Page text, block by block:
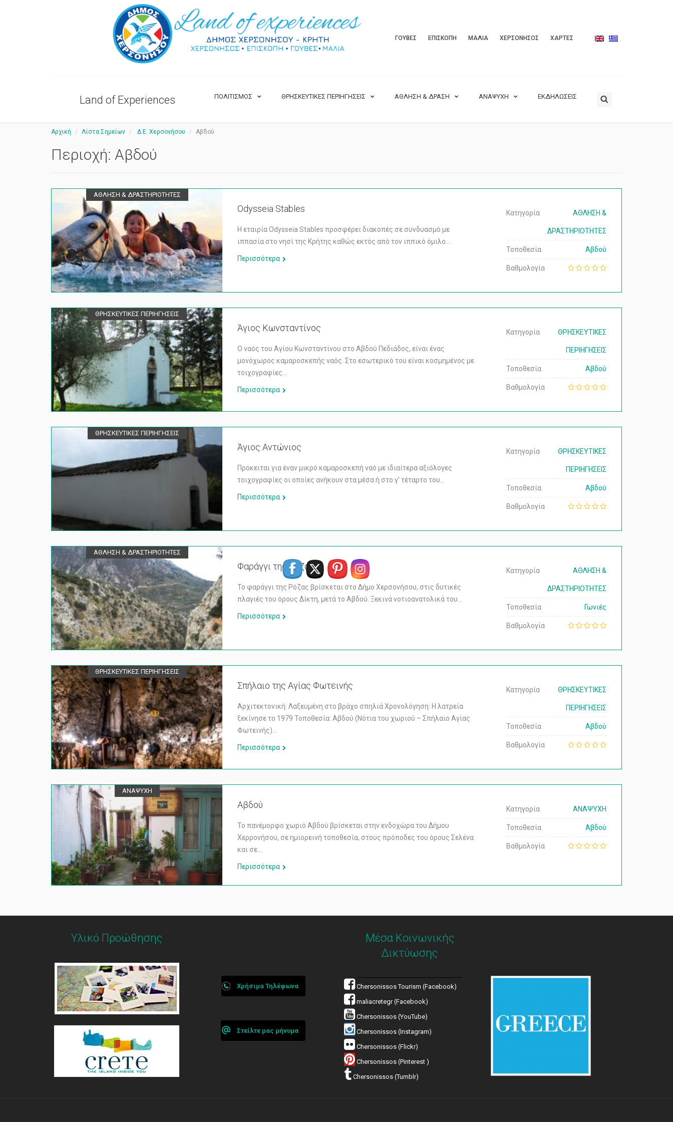
ΓΟΥΒΕΣ ΕΠΙΣΚΟΠΗ ΜΑΛΙΑ ΧΕΡΣΟΝΗΣΟΣ ΧΑΡΤΕΣ
Land of Experiences ΠΟΛΙΤΙΣΜΟΣ ΘΡΗΣΚΕΥΤΙΚΕΣ ΠΕΡΙΗΓΗΣΕΙΣ ΑΘΛΗΣΗ & ΔΡΑΣΗ ΑΝΑΨΥΧΗ ΕΚΔΗΛΩΣΕΙΣ
Αρχική Λίστα Σημείων Δ.Ε. Χερσονήσου Αβδού
Περιοχή: Αβδού
ΑΘΛΗΣΗ & ΔΡΑΣΤΗΡΙΟΤΗΤΕΣ
Odysseia Stables
Η εταιρία Odysseia Stables προσφέρει διακοπές σε συνδυασμό με
ιππασία στο νησί της Κρήτης καθώς εκτός από τον ιππικό όμιλο…
Περισσότερα
Κατηγορία ΑΘΛΗΣΗ &
ΔΡΑΣΤΗΡΙΟΤΗΤΕΣ
Τοποθεσία Αβδού
Βαθμολογία
ΘΡΗΣΚΕΥΤΙΚΕΣ ΠΕΡΙΗΓΗΣΕΙΣ
Άγιος Κωνσταντίνος
Ο ναός του Αγίου Κωνσταντίνου στο Αβδού Πεδιάδος, είναι ένας
μονόχωρος καμαροσκεπής ναός. Στο εσωτερικό του είναι κοσμημένος με
τοιχογραφίες…
Περισσότερα
Κατηγορία ΘΡΗΣΚΕΥΤΙΚΕΣ
ΠΕΡΙΗΓΗΣΕΙΣ
Τοποθεσία Αβδού
Βαθμολογία
ΘΡΗΣΚΕΥΤΙΚΕΣ ΠΕΡΙΗΓΗΣΕΙΣ
Άγιος Αντώνιος
Πρόκειται για έναν μικρό καμαροσκεπή ναό με ιδιαίτερα αξιόλογες
τοιχογραφίες οι οποίες ανήκουν στα μέσα ή στο γ′ τέταρτο του…
Περισσότερα
Κατηγορία ΘΡΗΣΚΕΥΤΙΚΕΣ
ΠΕΡΙΗΓΗΣΕΙΣ
Τοποθεσία Αβδού
Βαθμολογία
ΑΘΛΗΣΗ & ΔΡΑΣΤΗΡΙΟΤΗΤΕΣ
Φαράγγι της Ρόζας
Το φαράγγι της Ρόζας βρίσκεται στο Δήμο Χερσονήσου, στις δυτικές
πλαγιές του όρους Δίκτη, μετά το Αβδού. Ξεκινά νοτιοανατολικά του…
Περισσότερα
Κατηγορία ΑΘΛΗΣΗ &
ΔΡΑΣΤΗΡΙΟΤΗΤΕΣ
Τοποθεσία Γωνιές
Βαθμολογία
ΘΡΗΣΚΕΥΤΙΚΕΣ ΠΕΡΙΗΓΗΣΕΙΣ
Σπήλαιο της Αγίας Φωτεινής
Αρχιτεκτονική: Λαξευμένη στο βράχο σπηλιά Χρονολόγηση: Η λατρεία
ξεκίνησε το 1979 Τοποθεσία: Αβδού (Νότια του χωριού – Σπήλαιο Αγίας
Φωτεινής)…
Περισσότερα
Κατηγορία ΘΡΗΣΚΕΥΤΙΚΕΣ
ΠΕΡΙΗΓΗΣΕΙΣ
Τοποθεσία Αβδού
Βαθμολογία
ΑΝΑΨΥΧΗ
Αβδού
Το πανέμορφο χωριό Αβδού βρίσκεται στην ενδοχώρα του Δήμου
Χερρονήσου, σε ημιορεινή τοποθεσία, στους πρόποδες του όρους Σελένα
και σε…
Περισσότερα
Κατηγορία ΑΝΑΨΥΧΗ
Τοποθεσία Αβδού
Βαθμολογία
Υλικό Προώθησης
Χρήσιμα Τηλέφωνα
Στείλτε μας μήνυμα
Μέσα Κοινωνικής
Δικτύωσης
Chersonissos Tourism (Facebook)
maliacretegr (Facebook)
Chersonissos (YouTube)
Chersonissos (Instagram)
Chersonissos (Flickr)
Chersonissos (Pinterest )
Chersonissos (Tumblr)